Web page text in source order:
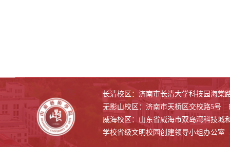
长清校区：济南市长清大学科技园海棠
无影山校区：济南市天桥区交校路5号
威海校区：山东省威海市双岛湾科技城
学校省级文明校园创建领导小组办公